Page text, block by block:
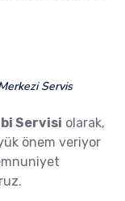
Servis
Servisi olarak,
önem veriyor